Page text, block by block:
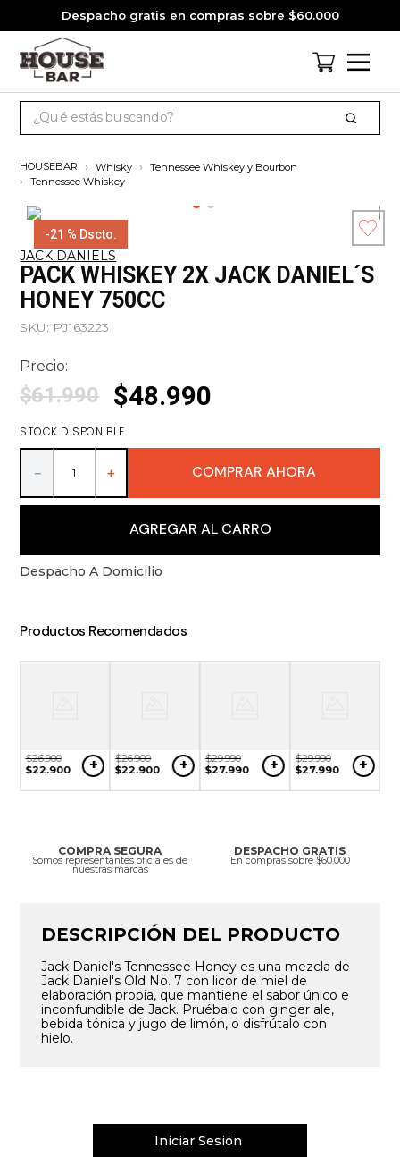
Despacho gratis en compras sobre $60.000
1.
cervezas
2
4.
jagermeister
5.
miniatura
7.
whisky
8.
ron
9.
packs
Whisky
Tennessee Whiskey y Bourbon
Tennessee Whiskey
-21 % Dscto.
JACK DANIELS
PACK WHISKEY 2X JACK DANIEL´S
HONEY 750CC
SKU: PJ163223
Precio:
$61.990 $48.990
STOCK DISPONIBLE
＋
－ COMPRAR AHORA
AGREGAR AL CARRO
Despacho A Domicilio
Productos Recomendados
$26.900
$22.900 + $26.900
$22.900 + $29.990
$27.990 + $29.990
$27.990 +
COMPRA SEGURA
Somos representantes oficiales de
nuestras marcas
DESPACHO GRATIS
En compras sobre $60.000
DESCRIPCIÓN DEL PRODUCTO
Jack Daniel's Tennessee Honey es una mezcla de
Jack Daniel's Old No. 7 con licor de miel de
elaboración propia, que mantiene el sabor único e
inconfundible de Jack. Pruébalo con ginger ale,
bebida tónica y jugo de limón, o disfrútalo con
hielo.